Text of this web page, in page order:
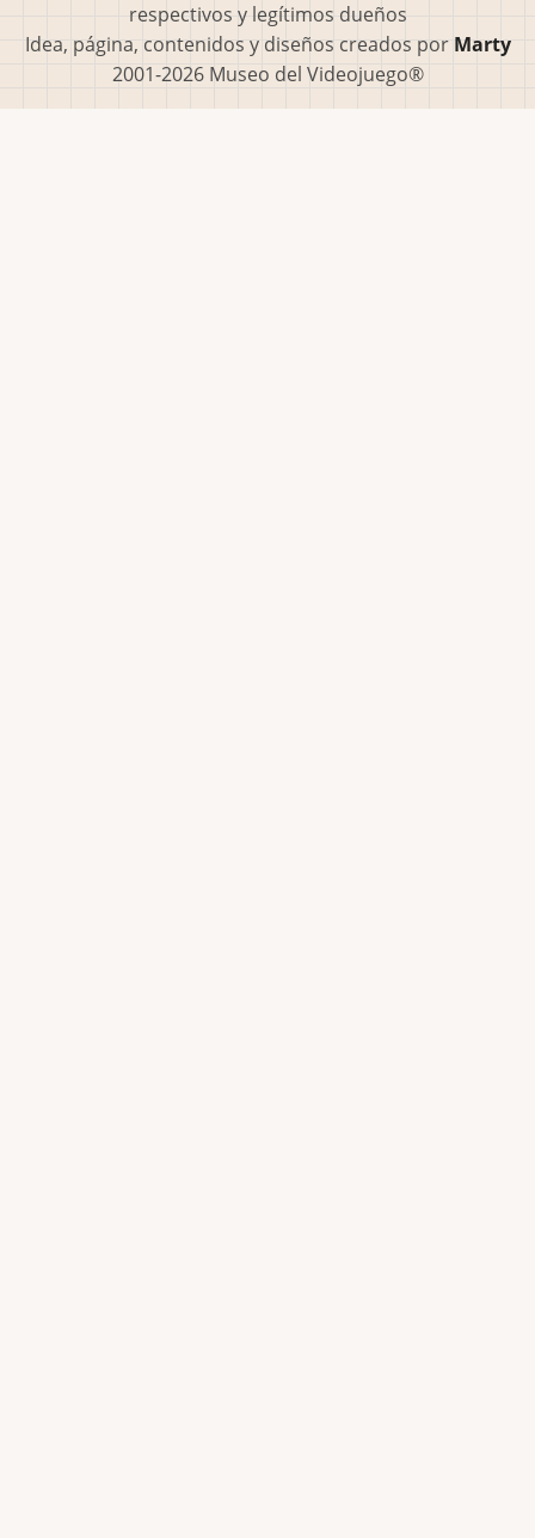
respectivos y legítimos dueños
Idea, página, contenidos y diseños creados por Marty
2001-2026 Museo del Videojuego®